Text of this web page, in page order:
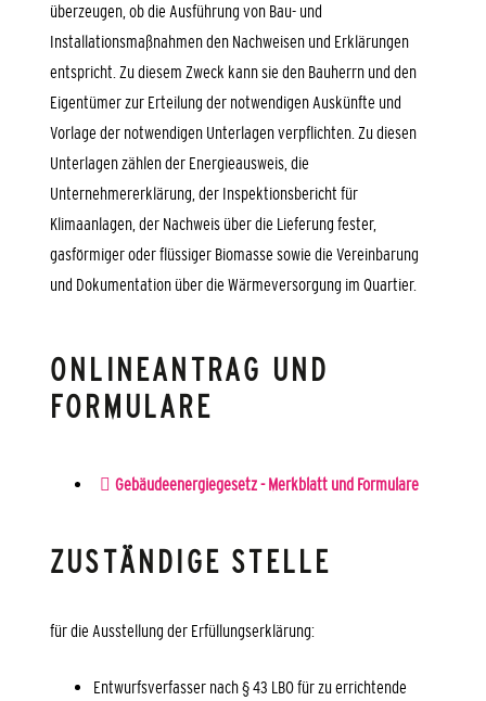
überzeugen, ob die Ausführung von Bau- und
Installationsmaßnahmen den Nachweisen und Erklärungen
entspricht. Zu diesem Zweck kann sie den Bauherrn und den
Eigentümer zur Erteilung der notwendigen Auskünfte und
Vorlage der notwendigen Unterlagen verpflichten. Zu diesen
Unterlagen zählen der Energieausweis, die
Unternehmererklärung, der Inspektionsbericht für
Klimaanlagen, der Nachweis über die Lieferung fester,
gasförmiger oder flüssiger Biomasse sowie die Vereinbarung
und Dokumentation über die Wärmeversorgung im Quartier.
ONLINEANTRAG UND
FORMULARE
Gebäudeenergiegesetz - Merkblatt und Formulare
ZUSTÄNDIGE STELLE
für die Ausstellung der Erfüllungserklärung:
Entwurfsverfasser nach § 43 LBO für zu errichtende